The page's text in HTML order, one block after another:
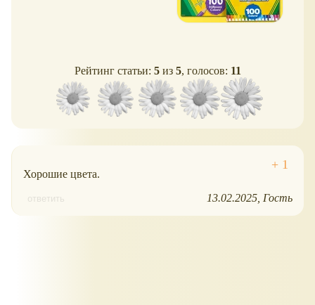
Рейтинг статьи: 5из 5, голосов: 11
Хорошие цвета.
ответить 13.02.2025 Гость